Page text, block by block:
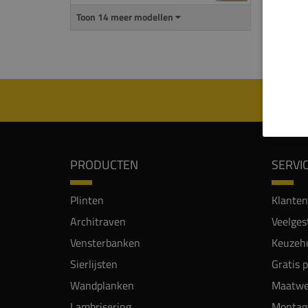
Toon 14 meer modellen
PRODUCTEN
Plinten
Architraven
Vensterbanken
Sierlijsten
Wandplanken
Gratis